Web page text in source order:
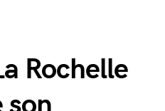
Rochelle